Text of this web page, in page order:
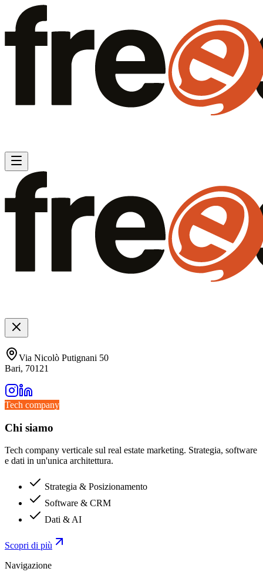
Via Nicolò Putignani 50
Bari, 70121
Tech company
Chi siamo
Tech company verticale sul real estate marketing. Strategia, software
e dati in un'unica architettura.
Strategia & Posizionamento
Software & CRM
Dati & AI
Scopri di più
Navigazione